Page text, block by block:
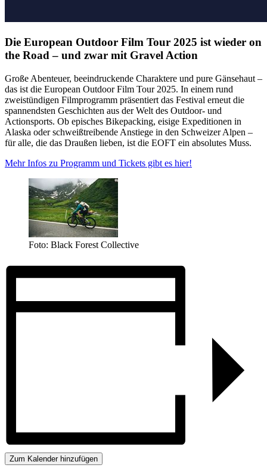
Die European Outdoor Film Tour 2025 ist wieder on
the Road – und zwar mit Gravel Action
Große Abenteuer, beeindruckende Charaktere und pure Gänsehaut –
das ist die European Outdoor Film Tour 2025. In einem rund
zweistündigen Filmprogramm präsentiert das Festival erneut die
spannendsten Geschichten aus der Welt des Outdoor- und
Actionsports. Ob episches Bikepacking, eisige Expeditionen in
Alaska oder schweißtreibende Anstiege in den Schweizer Alpen –
für alle, die das Draußen lieben, ist die EOFT ein absolutes Muss.
Mehr Infos zu Programm und Tickets gibt es hier!
Foto: Black Forest Collective
Zum Kalender hinzufügen